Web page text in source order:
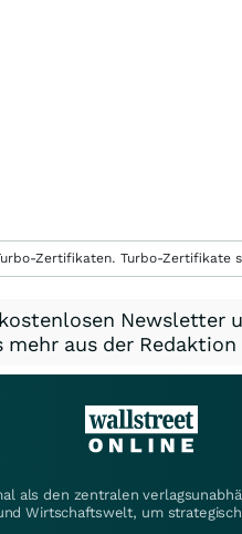
Zertifikaten. Turbo-
Newsletter
mehr aus der Redaktion
als den zentralen
Wirtschaftswelt, um